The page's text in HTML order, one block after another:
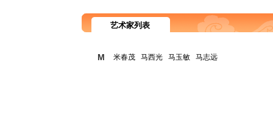
艺术家列表
M 米春茂 马西光 马玉敏 马志远